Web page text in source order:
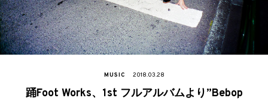
MUSIC 2018.03.28
踊Foot Works、1st フルアルバムより”Bebop